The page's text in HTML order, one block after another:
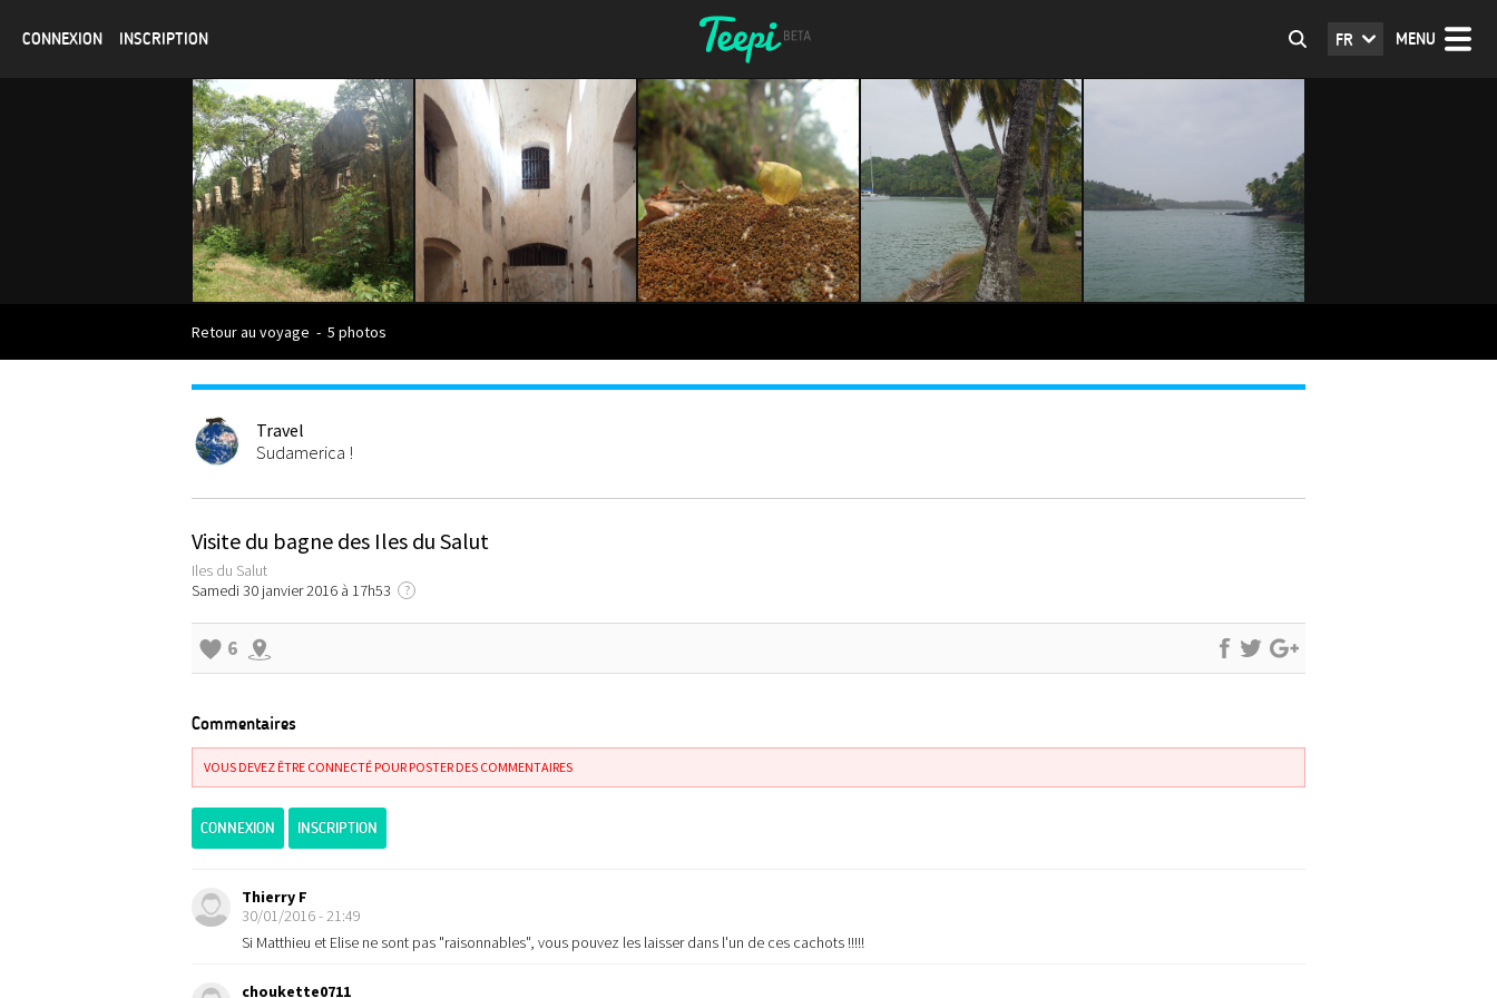
CONNEXION INSCRIPTION MENU
FR
Retour au voyage - 5 photos
Travel
Sudamerica !
Visite du bagne des Iles du Salut
Iles du Salut
Samedi 30 janvier 2016 à 17h53
?
6
Commentaires
VOUS DEVEZ ÊTRE CONNECTÉ POUR POSTER DES COMMENTAIRES
CONNEXION INSCRIPTION
Thierry F
30/01/2016 - 21:49
Si Matthieu et Elise ne sont pas "raisonnables", vous pouvez les laisser dans l'un de ces cachots !!!!!
choukette0711